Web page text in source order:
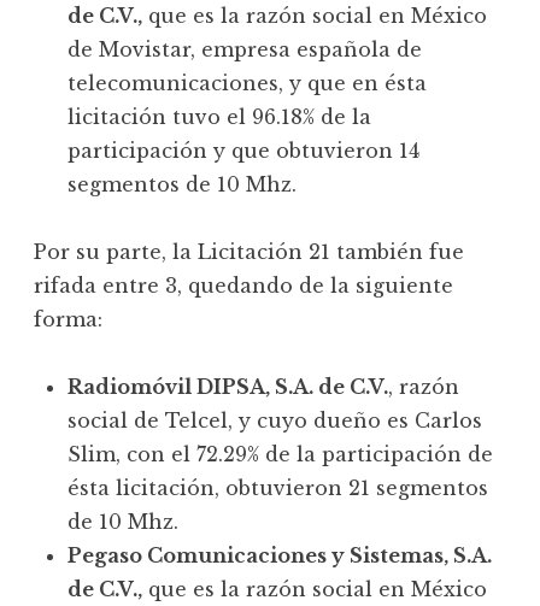
de C.V., que es la razón social en México
de Movistar, empresa española de
telecomunicaciones, y que en ésta
licitación tuvo el 96.18% de la
participación y que obtuvieron 14
segmentos de 10 Mhz.
Por su parte, la Licitación 21 también fue
rifada entre 3, quedando de la siguiente
forma:
Radiomóvil DIPSA, S.A. de C.V., razón
social de Telcel, y cuyo dueño es Carlos
Slim, con el 72.29% de la participación de
ésta licitación, obtuvieron 21 segmentos
de 10 Mhz.
Pegaso Comunicaciones y Sistemas, S.A.
de C.V., que es la razón social en México